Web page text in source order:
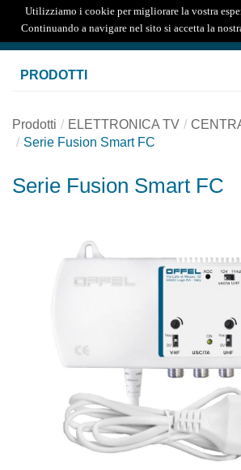
Utilizziamo i cookie per migliorare la vostra
Continuando a navigare nel sito si accetta la
PRODOTTI
Prodotti ELETTRONICA TV
Serie Fusion Smart FC
Serie Fusion Smart FC